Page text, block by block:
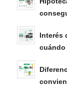
Interés
cuándo